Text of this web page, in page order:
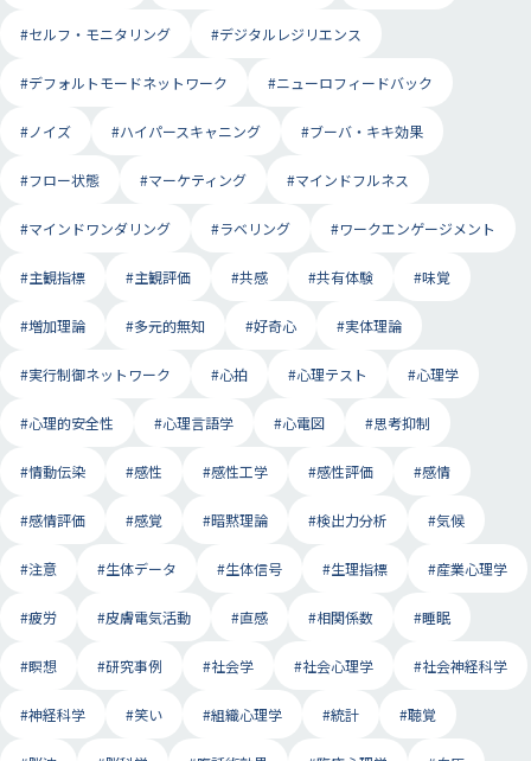
#セルフ・モニタリング #デジタルレジリエンス
#デフォルトモードネットワーク #ニューロフィードバック
#ノイズ #ハイパースキャニング #ブーバ・キキ効果
#フロー状態 #マーケティング #マインドフルネス
#マインドワンダリング #ラベリング #ワークエンゲージメント
#主観指標 #主観評価 #共感 #共有体験 #味覚
#増加理論 #多元的無知 #好奇心 #実体理論
#実行制御ネットワーク #心拍 #心理テスト #心理学
#心理的安全性 #心理言語学 #心電図 #思考抑制
#情動伝染 #感性 #感性工学 #感性評価 #感情
#感情評価 #感覚 #暗黙理論 #検出力分析 #気候
#注意 #生体データ #生体信号 #生理指標 #産業心理学
#疲労 #皮膚電気活動 #直感 #相関係数 #睡眠
#瞑想 #研究事例 #社会学 #社会心理学 #社会神経科学
#神経科学 #笑い #組織心理学 #統計 #聴覚